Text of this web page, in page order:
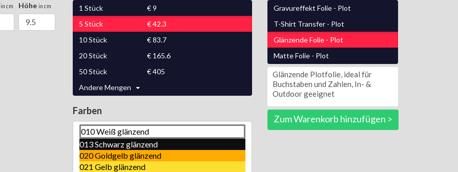
in cm Höhe in cm 1 Stück €9
5 Stück €42.3
10Stück €83.7
20Stück € 165.6
50Stück €405
Andere Mengen
Farben
010 Weiß glänzend
013 Schwarz glänzend
020 Goldgelb glänzend
021 Gelb glänzend
Gravureffekt Folie - Plot
T-Shirt Transfer - Plot
Glänzende Folie - Plot
Matte Folie - Plot
Glänzende Plotfolie, ideal für
Buchstaben und Zahlen, In- &
Outdoor geeignet
Zum Warenkorb hinzufügen >